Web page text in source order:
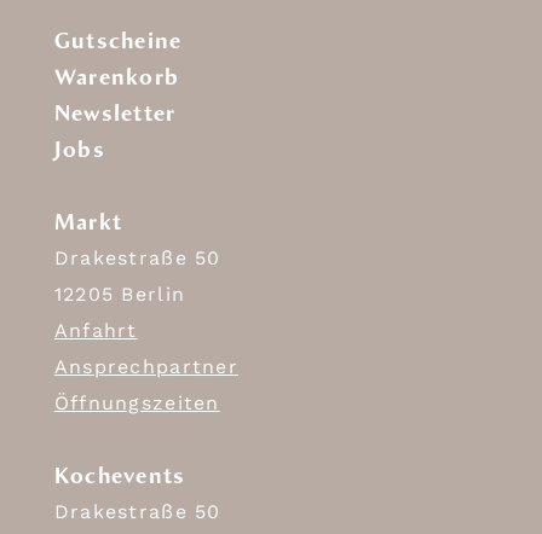
Gutscheine
Warenkorb
Newsletter
Jobs
Markt
Drakestraße 50
12205 Berlin
Anfahrt
Ansprechpartner
Öffnungszeiten
Kochevents
Drakestraße 50